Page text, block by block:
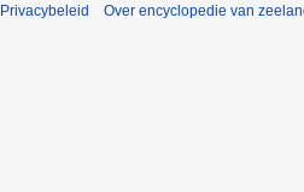
Privacybeleid Over encyclopedie van